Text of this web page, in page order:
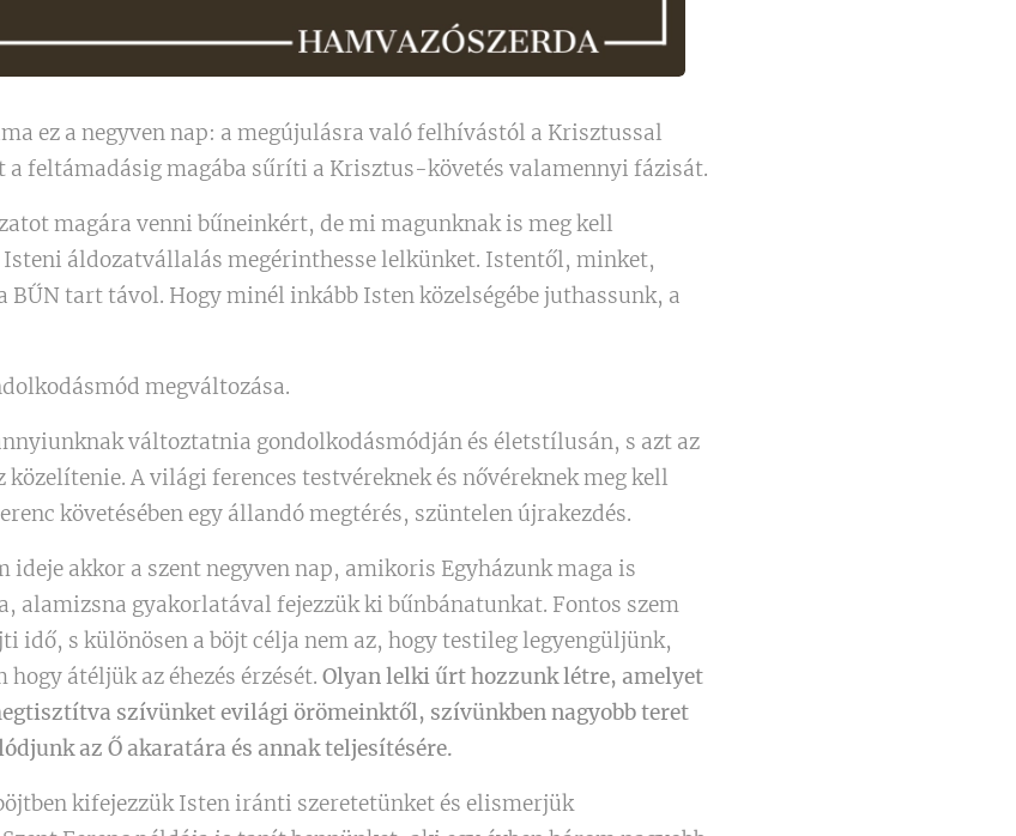
ez a negyven nap: a megújulásra való felhívástól a Krisztussal
a feltámadásig magába sűríti a Krisztus-követés valamennyi fázisát.
magára venni bűneinkért, de mi magunknak is meg kell
áldozatvállalás megérinthesse lelkünket. Istentől, minket,
BŰN tart távol. Hogy minél inkább Isten közelségébe juthassunk, a
megváltozása.
változtatnia gondolkodásmódján és életstílusán, s azt az
közelítenie. A világi ferences testvéreknek és nővéreknek meg kell
követésében egy állandó megtérés, szüntelen újrakezdés.
ideje akkor a szent negyven nap, amikoris Egyházunk maga is
alamizsna gyakorlatával fejezzük ki bűnbánatunkat. Fontos szem
idő, s különösen a böjt célja nem az, hogy testileg legyengüljünk,
átéljük az éhezés érzését. Olyan lelki űrt hozzunk létre, amelyet
szívünket evilági örömeinktől, szívünkben nagyobb teret
az Ő akaratára és annak teljesítésére.
kifejezzük Isten iránti szeretetünket és elismerjük